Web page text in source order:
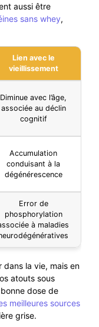
aussi être
sans whey,
Lien avec le
vieillissement
Diminue avec l’âge,
associée au déclin
cognitif
Accumulation
conduisant à la
dégénérescence
Error de
phosphorylation
à maladies
la vie, mais en
atouts sous
dose de
meilleures sources
grise.